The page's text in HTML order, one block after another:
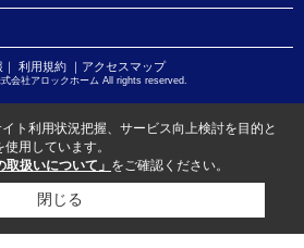
利用規約｜ アクセスマップ
会社アロックホーム All rights reserved.
ト利用状況把握、サービス向上検討を目的と
用しています。
取扱いについて」 をご確認ください。
閉じる